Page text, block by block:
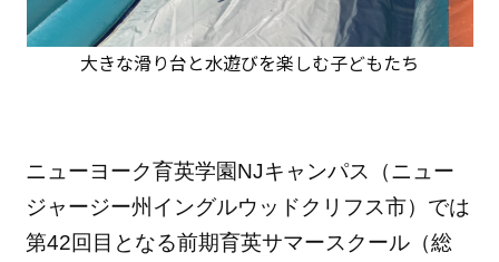
大きな滑り台と水遊びを楽しむ子どもたち
ニューヨーク育英学園NJキャンパス（ニュー
ジャージー州イングルウッドクリフス市） では
第42回目となる前期育英サマースクール（総